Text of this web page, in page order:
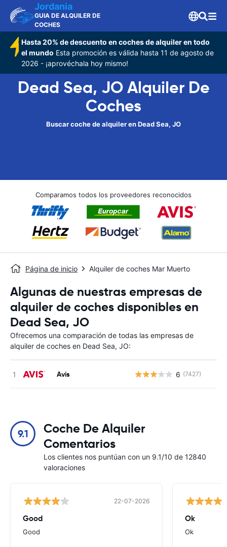
Jordania
GUIA DE ALQUILER DE
COCHES
Hasta 20% de descuento en coches de alquiler en todo
el mundo Esta promoción es válida hasta 11 de agosto de
2026 - ¡aprovéchala hoy mismo!
Dead Sea, JO Alquiler De
Coches
Buscar coche de alquiler en Dead Sea, JO
Comparamos todos los proveedores reconocidos
Página de inicio Alquiler de coches Mar Muerto
Algunas de nuestras empresas de
alquiler de coches disponibles en
Dead Sea, JO
Ofrecemos una comparación de todas las empresas de
alquiler de coches en Dead Sea, JO:
Avis 6 (7427)
9.1
Coche De Alquiler
Comentarios
Los clientes nos puntúan con un 9.1/10 de 12840
valoraciones
22-07-2026
Good
Good
Ok
Ok